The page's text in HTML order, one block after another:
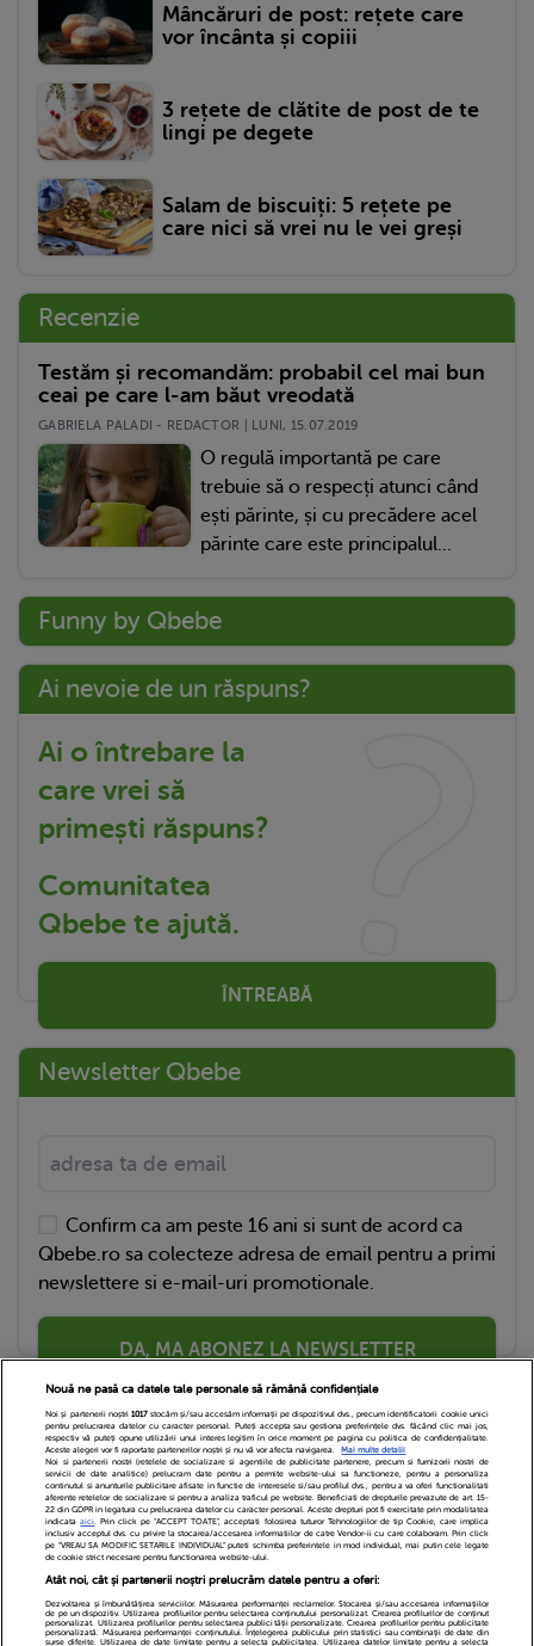
Mâncăruri de post: rețete care
vor încânta și copiii
3 rețete de clătite de post de te
lingi pe degete
Salam de biscuiți: 5 rețete pe
care nici să vrei nu le vei greși
Recenzie
Testăm și recomandăm: probabil cel mai bun
ceai pe care l-am băut vreodată
GABRIELA PALADI - REDACTOR | LUNI, 15.07.2019
O regulă importantă pe care
trebuie să o respecți atunci când
ești părinte, și cu precădere acel
părinte care este principalul...
Funny by Qbebe
Ai nevoie de un răspuns?
Ai o întrebare la
care vrei să
primești răspuns?
Comunitatea
Qbebe te ajută.
ÎNTREABĂ
Newsletter Qbebe
Confirm ca am peste 16 ani si sunt de acord ca
Qbebe.ro sa colecteze adresa de email pentru a primi
newslettere si e-mail-uri promotionale.
DA, MA ABONEZ LA NEWSLETTER
Echipa Editoriala Newsletter
Contact
Cariere
Cookies
Politica de confidentialitate
DivaHair Cosmetics
Despre noi
Nouă ne pasă ca datele tale personale să rămână confidențiale
Noi și partenerii noștri 1017stocăm și/sau accesăm informații pe dispozitivul dvs., precum identificatorii cookie unici
pentru prelucrarea datelor cu caracter personal. Puteți accepta sau gestiona preferințele dvs. făcând clic mai jos,
respectiv vă puteți opune utilizării unui interes legitim în orice moment pe pagina cu politica de confidențialitate.
Aceste alegeri vor fi raportate partenerilor noștri și nu vă vor afecta navigarea.
Mai multe detalii
Noi si partenerii nostri (retelele de socializare si agentiile de publicitate partenere, precum si furnizorii nostri de
servicii de date analitice) prelucram date pentru a permite website-ului sa functioneze, pentru a personaliza
continutul si anunturile publicitare afisate in functie de interesele si/sau profilul dvs., pentru a va oferi functionalitati
aferente retelelor de socializare si pentru a analiza traficul pe website. Beneficiati de drepturile prevazute de art. 15-
22 din GDPR in legatura cu prelucrarea datelor cu caracter personal. Aceste drepturi pot fi exercitate prin modalitatea
indicataaici. Prin click pe “ACCEPT TOATE”, acceptati folosirea tuturor Tehnologiilor de tip Cookie, care implica
inclusiv acceptul dvs. cu privire la stocarea/accesarea informatiilor de catre Vendor-ii cu care colaboram. Prin click
pe “VREAU SA MODIFIC SETARILE INDIVIDUAL” puteti schimba preferintele in mod individual, mai putin cele legate
de cookie strict necesare pentru functionarea website-ului.
Atât noi, cât și partenerii noștri prelucrăm datele pentru a oferi:
Dezvoltarea și îmbunătățirea serviciilor. Măsurarea performanței reclamelor. Stocarea și/sau accesarea informațiilor
de pe un dispozitiv. Utilizarea profilurilor pentru selectarea conținutului personalizat. Crearea profilurilor de conținut
personalizat. Utilizarea profilurilor pentru selectarea publicității personalizate. Crearea profilurilor pentru publicitate
personalizată. Măsurarea performanței conținutului. Înțelegerea publicului prin statistici sau combinații de date din
surse diferite. Utilizarea de date limitate pentru a selecta publicitatea. Utilizarea datelor limitate pentru a selecta